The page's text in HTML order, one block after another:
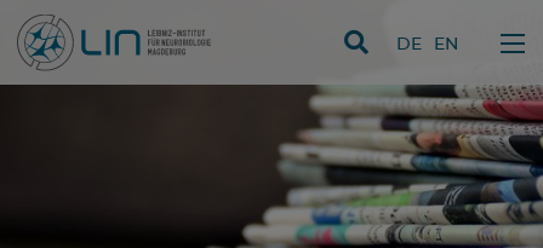
Direkt zum Inhalt
DE EN